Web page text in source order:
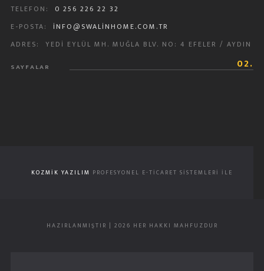
TELEFON:
0 256 226 22 32
E-POSTA:
INFO@SWALINHOME.COM.TR
ADRES:
YEDI EYLÜL MH. MUĞLA BLV. NO: 4 EFELER / AYDIN
02.
SAYFALAR
KOZMIK YAZILIM PROFESYONEL E-TICARET SISTEMLERI ILE
HAZIRLANMIŞTIR | 2026 HER HAKKI MAHFUZDUR